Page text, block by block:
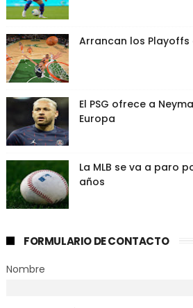
Arrancan los Playoffs
El PSG ofrece a
Europa
La MLB se va a paro
años
FORMULARIO DE CONTACTO
Nombre